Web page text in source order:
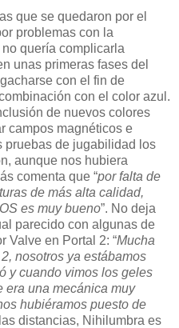
que se quedaron por el
problemas con la
quería complicarla
unas primeras fases del
con el fin de
con el color azul.
de nuevos colores
campos magnéticos e
pruebas de jugabilidad los
aunque nos hubiera
comenta que “por falta de
de más alta calidad,
es muy bueno”. No deja
parecido con algunas de
Valve en Portal 2: “Mucha
nosotros ya estábamos
y cuando vimos los geles
era una mecánica muy
hubiéramos puesto de
distancias, Nihilumbra es